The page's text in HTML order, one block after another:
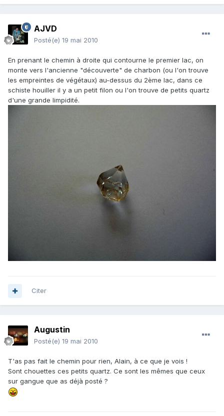
AJVD
Posté(e) 19 mai 2010
En prenant le chemin à droite qui contourne le premier lac, on
monte vers l'ancienne "découverte" de charbon (ou l'on trouve
les empreintes de végétaux) au-dessus du 2ème lac, dans ce
schiste houiller il y a un petit filon ou l'on trouve de petits quartz
d'une grande limpidité.
Citer
Augustin
Posté(e) 19 mai 2010
T'as pas fait le chemin pour rien, Alain, à ce que je vois !
Sont chouettes ces petits quartz. Ce sont les mêmes que ceux
sur gangue que as déjà posté ?